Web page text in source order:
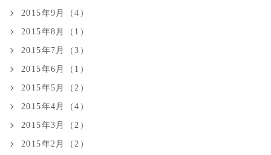
2015年9月（4）
2015年8月（1）
2015年7月（3）
2015年6月（1）
2015年5月（2）
2015年4月（4）
2015年3月（2）
2015年2月（2）